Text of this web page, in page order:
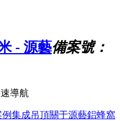
備案號：
導航
集成吊頂關于源藝鋁蜂窩